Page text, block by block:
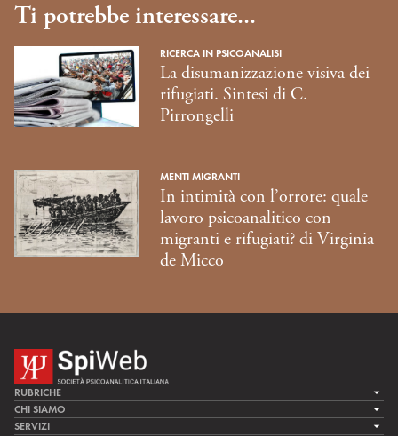
Ti potrebbe interessare...
RICERCA IN PSICOANALISI
La disumanizzazione visiva dei
rifugiati. Sintesi di C.
Pirrongelli
MENTI MIGRANTI
In intimità con l’orrore: quale
lavoro psicoanalitico con
migranti e rifugiati? di Virginia
de Micco
RUBRICHE
LA CURA
CHI SIAMO
LA SPI
SERVIZI